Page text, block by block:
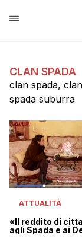
CLAN SPADA
clan spada,
spada suburra
ATTUALITÀ
«Il reddito di
agli Spada e ai